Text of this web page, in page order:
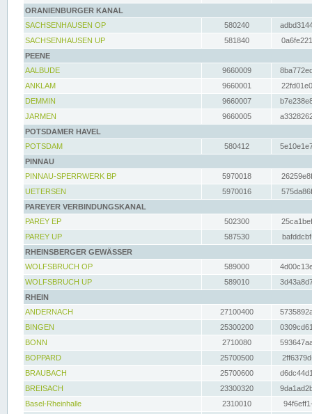
ORANIENBURGER KANAL
SACHSENHAUSEN OP
580240
SACHSENHAUSEN UP
581840
PEENE
AALBUDE
9660009
ANKLAM
9660001
DEMMIN
9660007
JARMEN
9660005
POTSDAMER HAVEL
POTSDAM
580412
PINNAU
PINNAU-SPERRWERK BP
5970018
UETERSEN
5970016
PAREYER VERBINDUNGSKANAL
PAREY EP
502300
PAREY UP
587530
RHEINSBERGER GEWÄSSER
WOLFSBRUCH OP
589000
WOLFSBRUCH UP
589010
RHEIN
ANDERNACH
27100400
BINGEN
25300200
BONN
2710080
BOPPARD
25700500
BRAUBACH
25700600
BREISACH
23300320
Basel-Rheinhalle
2310010